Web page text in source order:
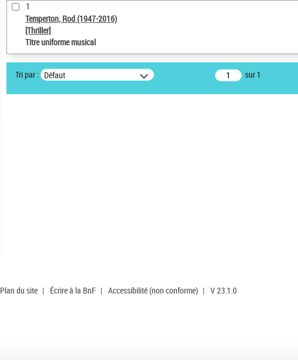
1
Temperton, Rod (1947-2016)
[Thriller]
Titre uniforme musical
Tri par : Défaut sur 1
Plan du site | Écrire à la BnF | Accessibilité (non conforme) | V 23.1.0